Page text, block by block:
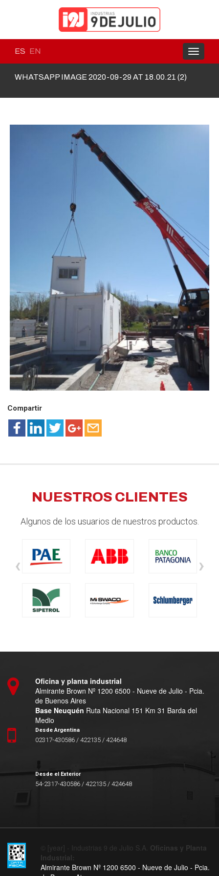
ES EN
Toggle
WHATSAPP IMAGE 2020-09-29 AT 18.00.21 (2)
Compartir
NUESTROS CLIENTES
Algunos de los usuarios de nuestros productos.
‹ ›
Oficina y planta industrial
Almirante Brown Nº 1200 6500 - Nueve de Julio - Pcia.
de Buenos Aires
Base Neuquén Ruta Nacional 151 Km 31 Barda del
Medio
Desde Argentina
02317-430586 / 422135 / 424648
Desde el Exterior
54-2317-430586 / 422135 / 424648
© [year] - Industrias 9 de Julio S.A. Oficinas y Planta
Industrial:
Almirante Brown Nº 1200 6500 - Nueve de Julio - Pcia.